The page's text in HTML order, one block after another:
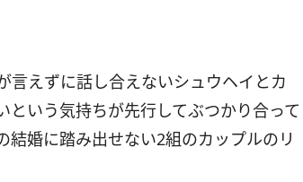
言えずに話し合えないシュウヘイとカ
いう気持ちが先行してぶつかり合って
結婚に踏み出せない2組のカップルのリ